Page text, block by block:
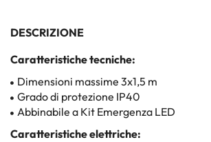
DESCRIZIONE
Caratteristiche tecniche:
Dimensioni massime 3x1,5 m
Grado di protezione IP40
Abbinabile a Kit Emergenza LED
Caratteristiche elettriche: